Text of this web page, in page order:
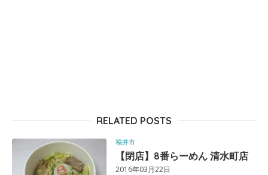
RELATED POSTS
福井市
【閉店】8番らーめん 清水町店
2016年03月22日